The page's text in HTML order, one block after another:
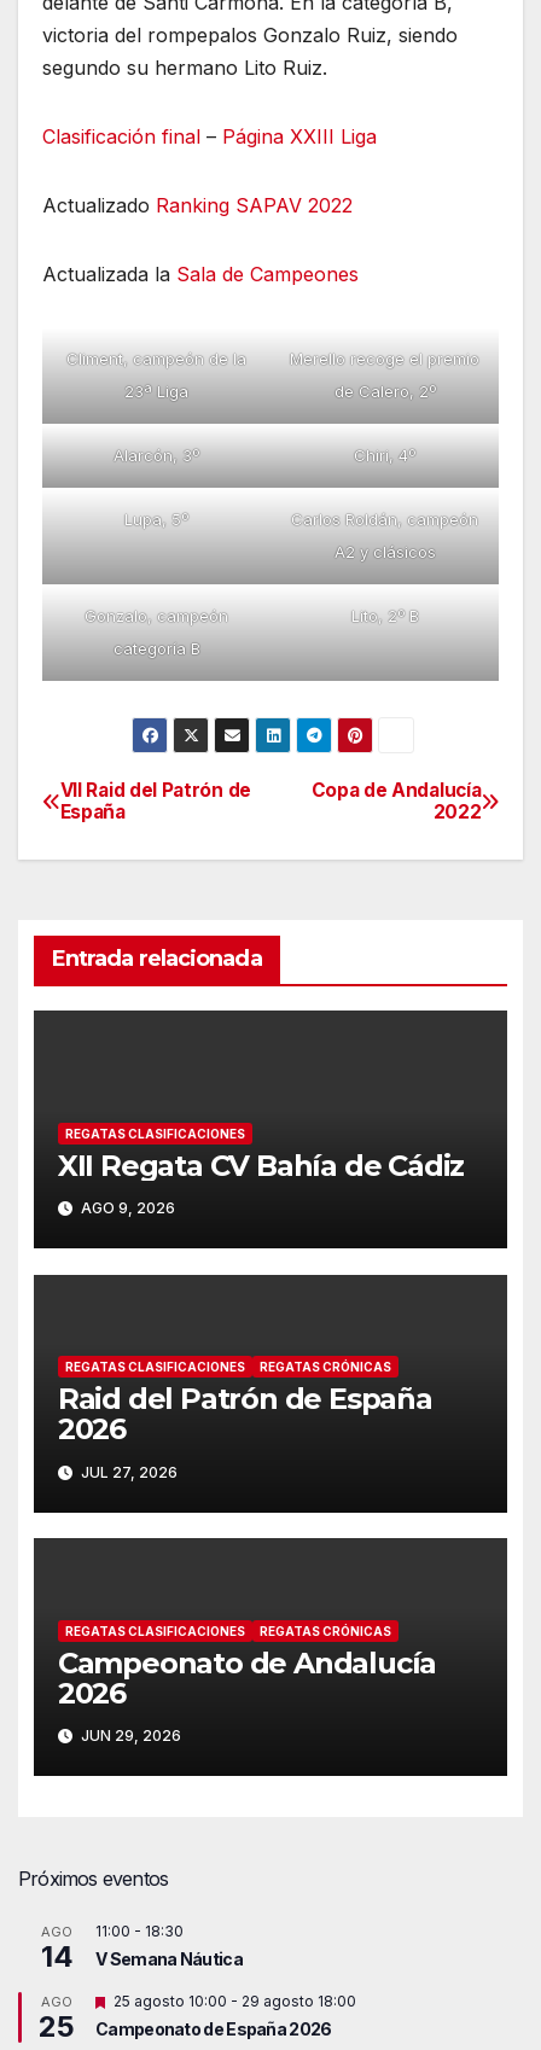
victoria del rompepalos Gonzalo Ruiz, siendo
segundo su hermano Lito Ruiz.
Clasificación final – Página XXIII Liga
Actualizado Ranking SAPAV 2022
Actualizada la Sala de Campeones
Climent, campeón de la
23ª Liga
Merello recoge el premio
de Calero, 2º
Alarcón, 3º Chiri, 4º
Lupa, 5º
Carlos Roldán, campeón
A2 y clásicos
Gonzalo, campeón
categoría B
Lito, 2º B
Navegación
de
Copa de Andalucía
2022
VII Raid del Patrón de
España
Entrada relacionada
REGATAS CLASIFICACIONES
XII Regata CV Bahía de Cádiz
AGO 9, 2026
REGATAS CLASIFICACIONES REGATAS CRÓNICAS
Raid del Patrón de España
2026
JUL 27, 2026
REGATAS CLASIFICACIONES REGATAS CRÓNICAS
Campeonato de Andalucía
2026
JUN 29, 2026
Próximos eventos
AGO
14
11:00 - 18:30
V Semana Náutica
AGO
25
D
s
25 agosto 10:00 - 29 agosto 18:00
Campeonato de España 2026